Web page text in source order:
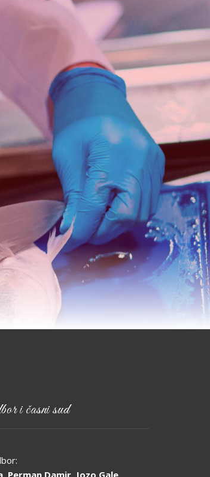
i časni sud
Perman Damir, Jozo Gale,